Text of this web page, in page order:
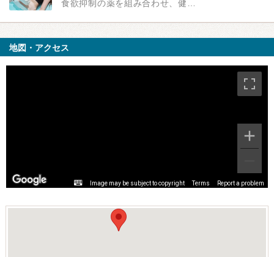
食欲抑制の薬を組み合わせ、健…
地図・アクセス
Image may be subject to copyright Terms Report a problem